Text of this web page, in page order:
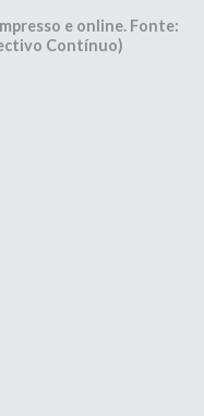
e online. Fonte:
Contínuo)